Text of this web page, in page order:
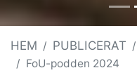
HEM PUBLICERAT
FoU-podden 2024